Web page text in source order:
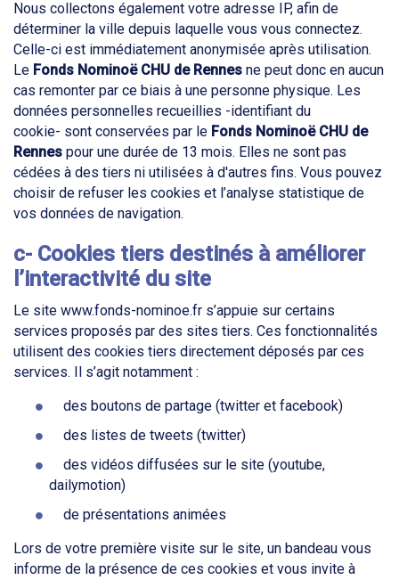
Nous collectons également votre adresse IP, afin de
déterminer la ville depuis laquelle vous vous connectez.
Celle-ci est immédiatement anonymisée après utilisation.
Le Fonds Nominoë CHU de Rennes ne peut donc en aucun
cas remonter par ce biais à une personne physique. Les
données personnelles recueillies -identifiant du
cookie- sont conservées par le Fonds Nominoë CHU de
Rennes pour une durée de 13 mois. Elles ne sont pas
cédées à des tiers ni utilisées à d'autres fins. Vous pouvez
choisir de refuser les cookies et l’analyse statistique de
vos données de navigation.
c- Cookies tiers destinés à améliorer
l’interactivité du site
Le site www.fonds-nominoe.fr s’appuie sur certains
services proposés par des sites tiers. Ces fonctionnalités
utilisent des cookies tiers directement déposés par ces
services. Il s’agit notamment :
des boutons de partage (twitter et facebook)
des listes de tweets (twitter)
des vidéos diffusées sur le site (youtube,
dailymotion)
de présentations animées
Lors de votre première visite sur le site, un bandeau vous
informe de la présence de ces cookies et vous invite à